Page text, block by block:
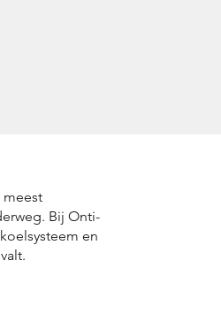
Bij Onti-
en